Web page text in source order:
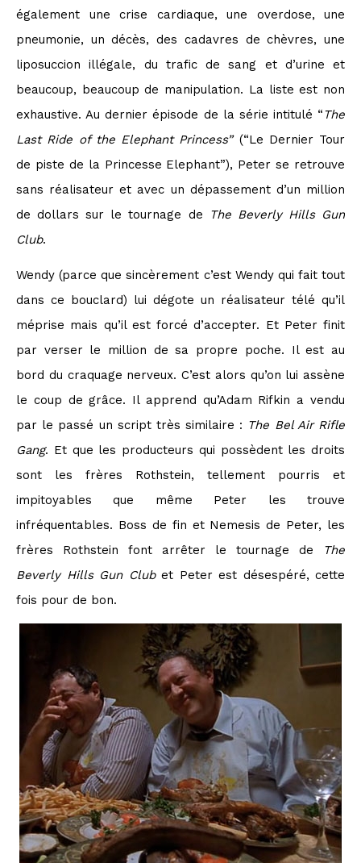
également une crise cardiaque, une overdose, une
pneumonie, un décès, des cadavres de chèvres, une
liposuccion illégale, du trafic de sang et d’urine et
beaucoup, beaucoup de manipulation. La liste est non
exhaustive. Au dernier épisode de la série intitulé “The
Last Ride of the Elephant Princess”(“Le Dernier Tour
de piste de la Princesse Elephant”), Peter se retrouve
sans réalisateur et avec un dépassement d’un million
de dollars sur le tournage de
The Beverly Hills Gun
Club.
Wendy (parce que sincèrement c’est Wendy qui fait tout
dans ce bouclard) lui dégote un réalisateur télé qu’il
méprise mais qu’il est forcé d’accepter. Et Peter finit
par verser le million de sa propre poche. Il est au
bord du craquage nerveux. C’est alors qu’on lui assène
le coup de grâce. Il apprend qu’Adam Rifkin a vendu
par le passé un script très similaire : The Bel Air Rifle
Gang. Et que les producteurs qui possèdent les droits
sont les frères Rothstein, tellement pourris et
impitoyables que même Peter les trouve
infréquentables. Boss de fin et Nemesis de Peter, les
frères Rothstein font arrêter le tournage de
The
Beverly Hills Gun Club et Peter est désespéré, cette
fois pour de bon.